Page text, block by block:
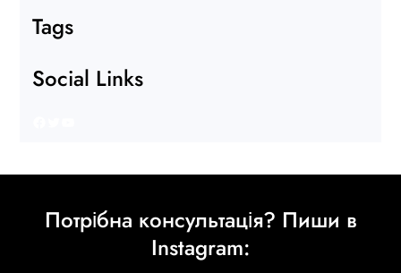
Tags
Social Links
Потрібна консультація? Пиши в
Instagram: